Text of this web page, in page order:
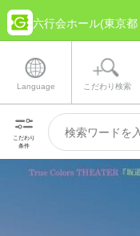
六行会ホール(東京
Language こだわり検索
こだわり
条件